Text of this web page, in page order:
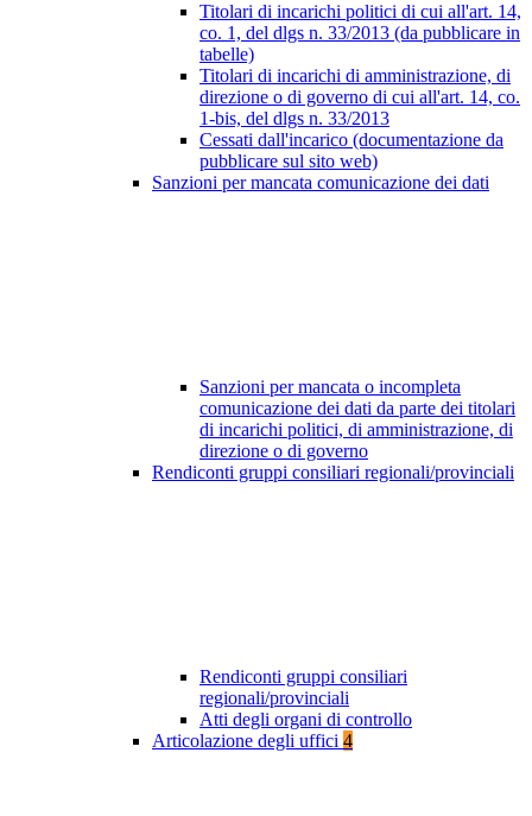
Titolari di incarichi politici di cui all'art. 14,
co. 1, del dlgs n. 33/2013 (da pubblicare in
tabelle)
Titolari di incarichi di amministrazione, di
direzione o di governo di cui all'art. 14, co.
1-bis, del dlgs n. 33/2013
Cessati dall'incarico (documentazione da
pubblicare sul sito web)
Sanzioni per mancata comunicazione dei dati
Sanzioni per mancata o incompleta
comunicazione dei dati da parte dei titolari
di incarichi politici, di amministrazione, di
direzione o di governo
Rendiconti gruppi consiliari regionali/provinciali
Rendiconti gruppi consiliari
regionali/provinciali
Atti degli organi di controllo
Articolazione degli uffici 4